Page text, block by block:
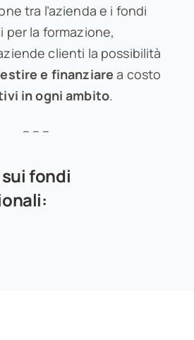
tra l’azienda e i fondi
la formazione,
clienti la possibilità
e finanziare a costo
in ogni ambito.
– – –
fondi